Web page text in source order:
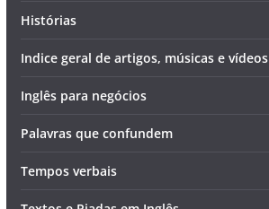
Histórias
Indice geral de artigos, músicas e vídeos
Inglês para negócios
Palavras que confundem
Tempos verbais